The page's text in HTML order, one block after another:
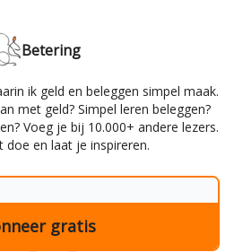
Betering
ik geld en beleggen simpel maak.
met geld? Simpel leren beleggen?
Voeg je bij 10.000+ andere lezers.
doe en laat je inspireren.